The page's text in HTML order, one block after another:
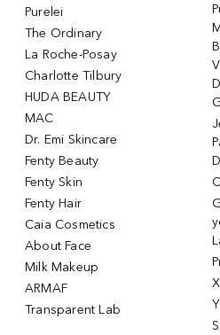
Purelei
The Ordinary
La Roche-Posay
Charlotte Tilbury
HUDA BEAUTY
MAC
Dr. Emi Skincare
Fenty Beauty
Fenty Skin
Fenty Hair
Caia Cosmetics
About Face
Milk Makeup
ARMAF
Transparent Lab